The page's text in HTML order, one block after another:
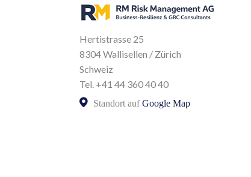
Hertistrasse 25
8304 Wallisellen / Zürich
Schweiz
Tel. +41 44 360 40 40
Standort aufGoogle Map